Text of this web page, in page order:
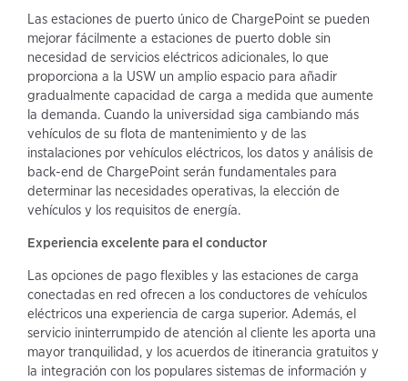
Las estaciones de puerto único de ChargePoint se pueden
mejorar fácilmente a estaciones de puerto doble sin
necesidad de servicios eléctricos adicionales, lo que
proporciona a la USW un amplio espacio para añadir
gradualmente capacidad de carga a medida que aumente
la demanda. Cuando la universidad siga cambiando más
vehículos de su flota de mantenimiento y de las
instalaciones por vehículos eléctricos, los datos y análisis de
back-end de ChargePoint serán fundamentales para
determinar las necesidades operativas, la elección de
vehículos y los requisitos de energía.
Experiencia excelente para el conductor
Las opciones de pago flexibles y las estaciones de carga
conectadas en red ofrecen a los conductores de vehículos
eléctricos una experiencia de carga superior. Además, el
servicio ininterrumpido de atención al cliente les aporta una
mayor tranquilidad, y los acuerdos de itinerancia gratuitos y
la integración con los populares sistemas de información y